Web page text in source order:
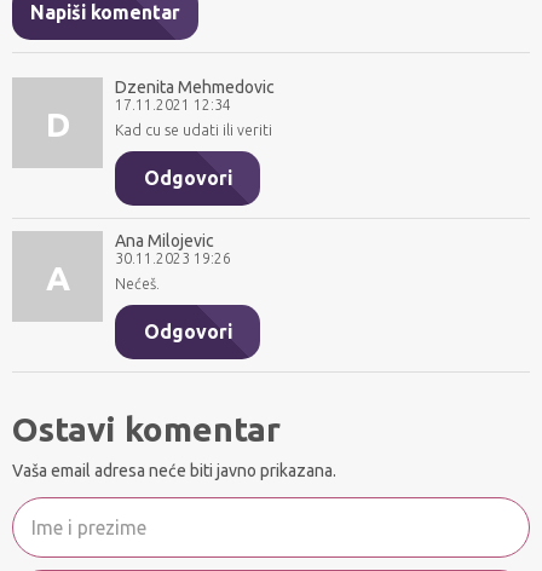
Napiši komentar
D
Dzenita Mehmedovic
17.11.2021 12:34
Kad cu se udati ili veriti
Odgovori
A
Ana Milojevic
30.11.2023 19:26
Nećeš.
Odgovori
Ostavi komentar
Vaša email adresa neće biti javno prikazana.